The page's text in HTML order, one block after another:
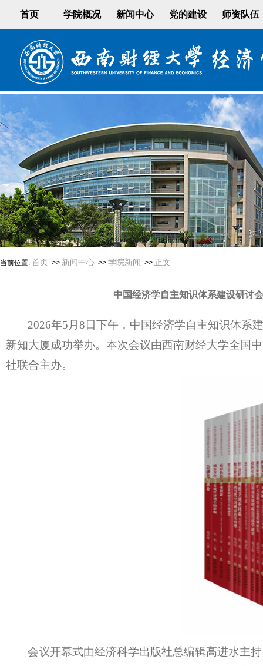
首页 学院概况 新闻中心 党的建设 师资队伍
当前位置: 首页 >> 新闻中心 >> 学院新闻 >> 正文
中国经济学自主知识体系建设研讨
2026年5月8日下午，中国经济学自主知识体系
新知大厦成功举办。本次会议由西南财经大学全国
社联合主办。
会议开幕式由经济科学出版社总编辑高进水主